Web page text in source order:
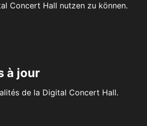
Concert Hall nutzen zu können.
à jour
de la Digital Concert Hall.